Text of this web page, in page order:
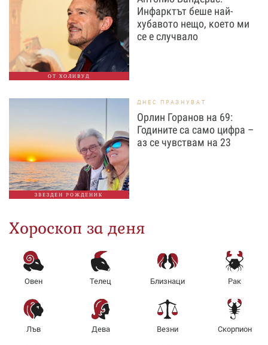
ОТ ХОЛИВУД
Инфарктът беше най-
хубавото нещо, което ми
се е случвало
ЗВЕЗДЕН РОЖДЕНИК
ДНЕС ПРАЗНУВАТ
Орлин Горанов на 69:
Годините са само цифра –
аз се чувствам на 23
Хороскоп за деня
Овен Телец Близнаци Рак
Лъв Дева Везни Скорпион